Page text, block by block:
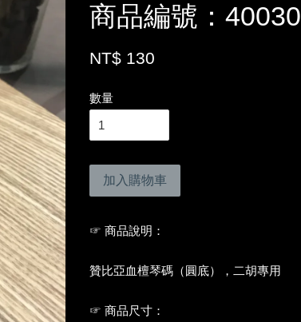
商品編號：40030
NT$ 130
數量
加入購物車
☞ 商品說明：
贊比亞血檀琴碼（圓底），二胡專用
☞ 商品尺寸：